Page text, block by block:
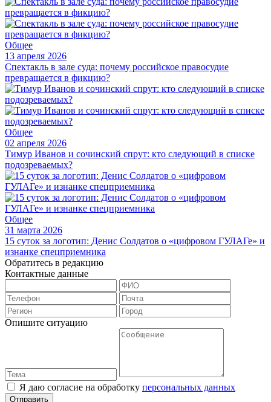
Общее
13 апреля 2026
Спектакль в зале суда: почему российское правосудие
превращается в фикцию?
Общее
02 апреля 2026
Тимур Иванов и сочинский спрут: кто следующий в списке
подозреваемых?
Общее
31 марта 2026
15 суток за логотип: Денис Солдатов о «цифровом ГУЛАГе» и
изнанке спецприемника
Обратитесь в редакцию
Контактные данные
Опишите ситуацию
Я даю согласие на обработку персональных данных